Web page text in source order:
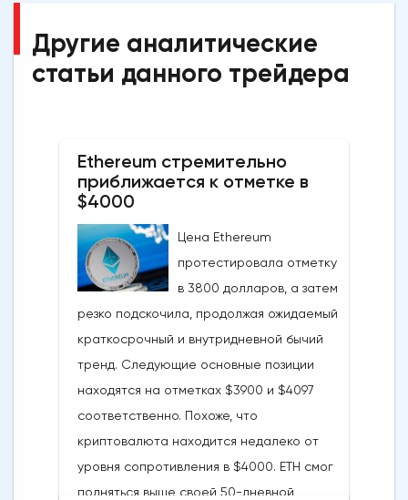
Другие аналитические
статьи данного трейдера
Ethereum стремительно
приближается к отметке в
$4000
Цена Ethereum
протестировала отметку
в 3800 долларов, а затем
резко подскочила, продолжая ожидаемый
краткосрочный и внутридневной бычий
тренд. Следующие основные позиции
находятся на отметках $3900 и $4097
соответственно. Похоже, что
криптовалюта находится недалеко от
уровня сопротивления в $4000. ETH смог
подняться выше своей 50-дневной